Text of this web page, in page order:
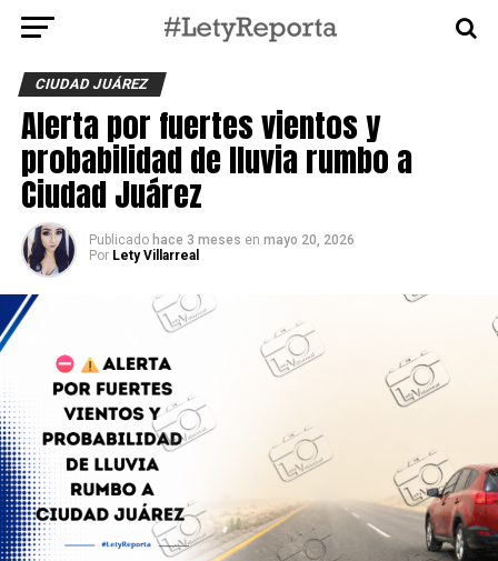
CIUDAD JUÁREZ
Alerta por fuertes vientos y
probabilidad de lluvia rumbo a
Ciudad Juárez
Publicado hace 3 meses en mayo 20, 2026
Por Lety Villarreal